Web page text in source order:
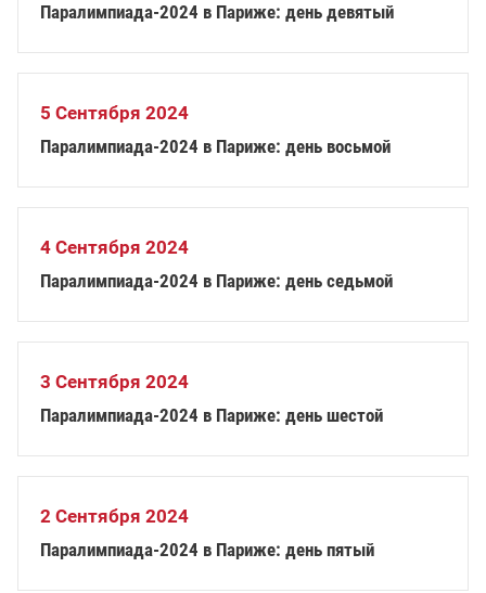
Паралимпиада-2024 в Париже: день девятый
5 Сентября 2024
Паралимпиада-2024 в Париже: день восьмой
4 Сентября 2024
Паралимпиада-2024 в Париже: день седьмой
3 Сентября 2024
Паралимпиада-2024 в Париже: день шестой
2 Сентября 2024
Паралимпиада-2024 в Париже: день пятый